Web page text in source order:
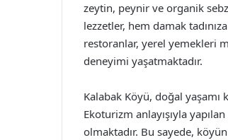
zeytin, peynir ve organik
lezzetler, hem damak
restoranlar, yerel yemekleri
deneyimi yaşatmaktadır.
Kalabak Köyü, doğal
Ekoturizm anlayışıyla
olmaktadır. Bu sayede,